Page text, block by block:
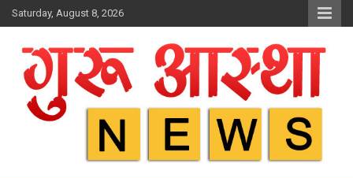
Skip
to
Saturday, August 8, 2026